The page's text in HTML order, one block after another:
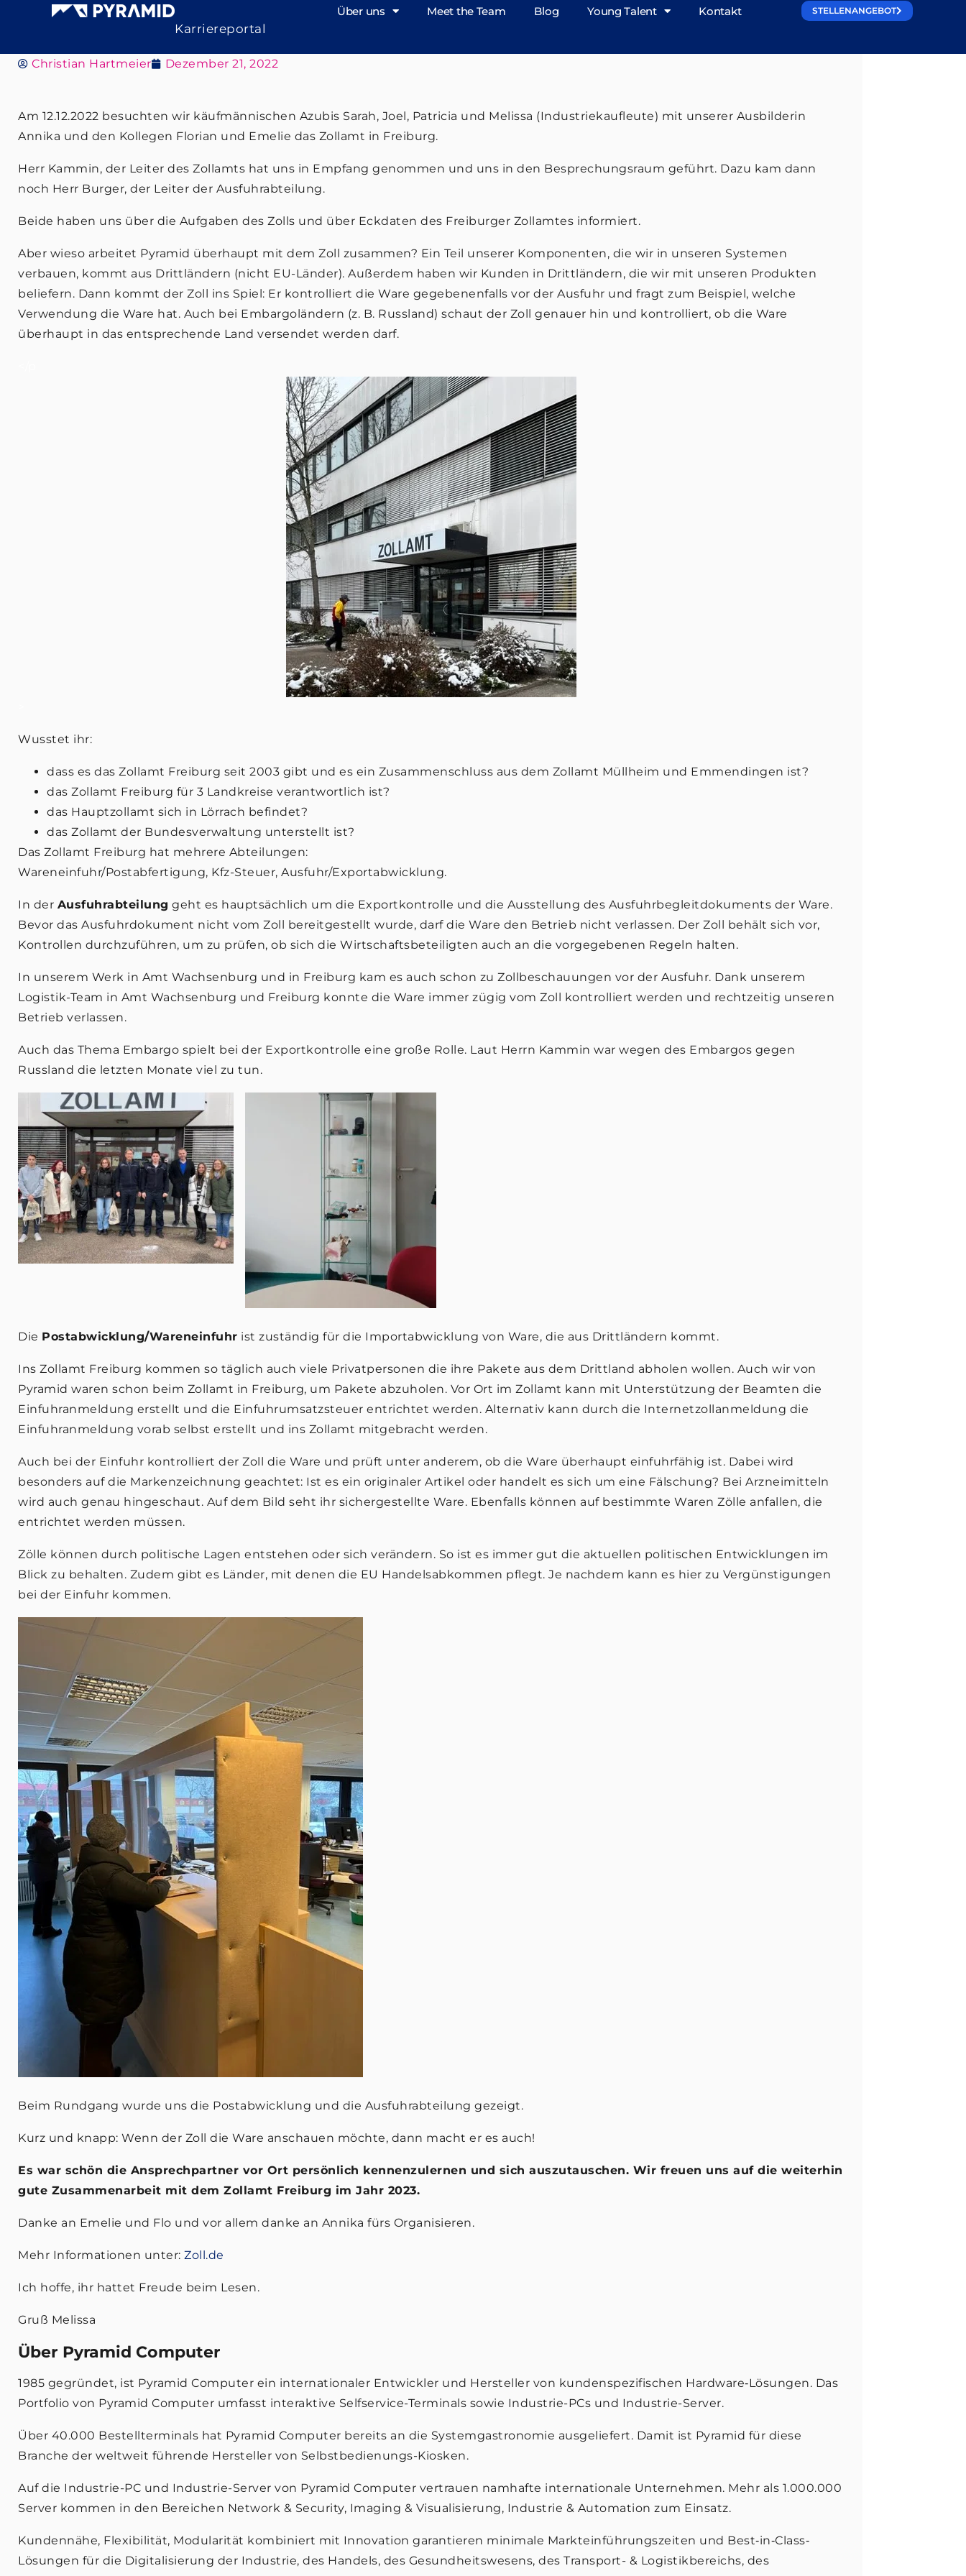
Karriereportal
Über uns Meet the Team Blog Young Talent Kontakt STELLENANGEBOT
Christian Hartmeier Dezember 21, 2022
Am 12.12.2022 besuchten wir käufmännischen Azubis Sarah, Joel, Patricia und Melissa (Industriekaufleute) mit unserer Ausbilderin
Annika und den Kollegen Florian und Emelie das Zollamt in Freiburg.
Herr Kammin, der Leiter des Zollamts hat uns in Empfang genommen und uns in den Besprechungsraum geführt. Dazu kam dann
noch Herr Burger, der Leiter der Ausfuhrabteilung.
Beide haben uns über die Aufgaben des Zolls und über Eckdaten des Freiburger Zollamtes informiert.
Aber wieso arbeitet Pyramid überhaupt mit dem Zoll zusammen? Ein Teil unserer Komponenten, die wir in unseren Systemen
verbauen, kommt aus Drittländern (nicht EU-Länder). Außerdem haben wir Kunden in Drittländern, die wir mit unseren Produkten
beliefern. Dann kommt der Zoll ins Spiel: Er kontrolliert die Ware gegebenenfalls vor der Ausfuhr und fragt zum Beispiel, welche
Verwendung die Ware hat. Auch bei Embargoländern (z. B. Russland) schaut der Zoll genauer hin und kontrolliert, ob die Ware
überhaupt in das entsprechende Land versendet werden darf.
Wusstet ihr:
dass es das Zollamt Freiburg seit 2003 gibt und es ein Zusammenschluss aus dem Zollamt Müllheim und Emmendingen ist?
das Zollamt Freiburg für 3 Landkreise verantwortlich ist?
das Hauptzollamt sich in Lörrach befindet?
das Zollamt der Bundesverwaltung unterstellt ist?
Das Zollamt Freiburg hat mehrere Abteilungen:
Wareneinfuhr/Postabfertigung, Kfz-Steuer, Ausfuhr/Exportabwicklung.
In der Ausfuhrabteilung geht es hauptsächlich um die Exportkontrolle und die Ausstellung des Ausfuhrbegleitdokuments der Ware.
Bevor das Ausfuhrdokument nicht vom Zoll bereitgestellt wurde, darf die Ware den Betrieb nicht verlassen. Der Zoll behält sich vor,
Kontrollen durchzuführen, um zu prüfen, ob sich die Wirtschaftsbeteiligten auch an die vorgegebenen Regeln halten.
In unserem Werk in Amt Wachsenburg und in Freiburg kam es auch schon zu Zollbeschauungen vor der Ausfuhr. Dank unserem
Logistik-Team in Amt Wachsenburg und Freiburg konnte die Ware immer zügig vom Zoll kontrolliert werden und rechtzeitig unseren
Betrieb verlassen.
Auch das Thema Embargo spielt bei der Exportkontrolle eine große Rolle. Laut Herrn Kammin war wegen des Embargos gegen
Russland die letzten Monate viel zu tun.
Die Postabwicklung/Wareneinfuhr ist zuständig für die Importabwicklung von Ware, die aus Drittländern kommt.
Ins Zollamt Freiburg kommen so täglich auch viele Privatpersonen die ihre Pakete aus dem Drittland abholen wollen. Auch wir von
Pyramid waren schon beim Zollamt in Freiburg, um Pakete abzuholen. Vor Ort im Zollamt kann mit Unterstützung der Beamten die
Einfuhranmeldung erstellt und die Einfuhrumsatzsteuer entrichtet werden. Alternativ kann durch die Internetzollanmeldung die
Einfuhranmeldung vorab selbst erstellt und ins Zollamt mitgebracht werden.
Auch bei der Einfuhr kontrolliert der Zoll die Ware und prüft unter anderem, ob die Ware überhaupt einfuhrfähig ist. Dabei wird
besonders auf die Markenzeichnung geachtet: Ist es ein originaler Artikel oder handelt es sich um eine Fälschung? Bei Arzneimitteln
wird auch genau hingeschaut. Auf dem Bild seht ihr sichergestellte Ware. Ebenfalls können auf bestimmte Waren Zölle anfallen, die
entrichtet werden müssen.
Zölle können durch politische Lagen entstehen oder sich verändern. So ist es immer gut die aktuellen politischen Entwicklungen im
Blick zu behalten. Zudem gibt es Länder, mit denen die EU Handelsabkommen pflegt. Je nachdem kann es hier zu Vergünstigungen
bei der Einfuhr kommen.
Beim Rundgang wurde uns die Postabwicklung und die Ausfuhrabteilung gezeigt.
Kurz und knapp: Wenn der Zoll die Ware anschauen möchte, dann macht er es auch!
Es war schön die Ansprechpartner vor Ort persönlich kennenzulernen und sich auszutauschen. Wir freuen uns auf die weiterhin
gute Zusammenarbeit mit dem Zollamt Freiburg im Jahr 2023.
Danke an Emelie und Flo und vor allem danke an Annika fürs Organisieren.
Mehr Informationen unter: Zoll.de
Ich hoffe, ihr hattet Freude beim Lesen.
Gruß Melissa
Über Pyramid Computer
1985 gegründet, ist Pyramid Computer ein internationaler Entwickler und Hersteller von kundenspezifischen Hardware‐Lösungen. Das
Portfolio von Pyramid Computer umfasst interaktive Selfservice-Terminals sowie Industrie-PCs und Industrie-Server.
Über 40.000 Bestellterminals hat Pyramid Computer bereits an die Systemgastronomie ausgeliefert. Damit ist Pyramid für diese
Branche der weltweit führende Hersteller von Selbstbedienungs-Kiosken.
Auf die Industrie-PC und Industrie-Server von Pyramid Computer vertrauen namhafte internationale Unternehmen. Mehr als 1.000.000
Server kommen in den Bereichen Network & Security, Imaging & Visualisierung, Industrie & Automation zum Einsatz.
Kundennähe, Flexibilität, Modularität kombiniert mit Innovation garantieren minimale Markteinführungszeiten und Best‐in‐Class‐
Lösungen für die Digitalisierung der Industrie, des Handels, des Gesundheitswesens, des Transport- & Logistikbereichs, des